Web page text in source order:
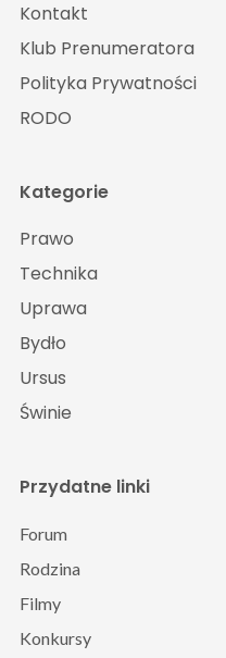
Kontakt
Klub Prenumeratora
Polityka Prywatności
RODO
Kategorie
Prawo
Technika
Uprawa
Bydło
Ursus
Świnie
Przydatne linki
Forum
Rodzina
Filmy
Konkursy